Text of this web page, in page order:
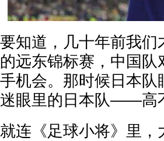
要知道，几十年前我
的远东锦标赛，中国
手机会。那时候日本
迷眼里的日本队——高
就连《足球小将》里